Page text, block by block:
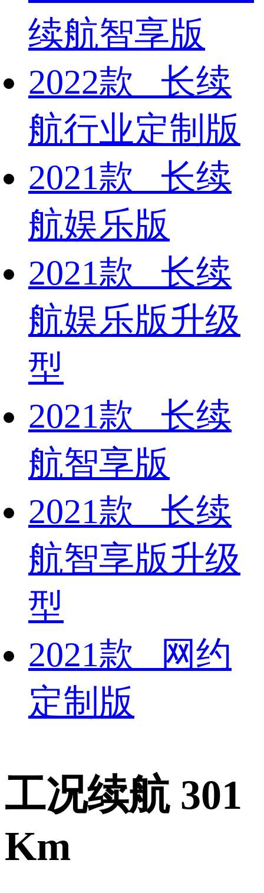
续航智享版
2022款 长续
航行业定制版
2021款 长续
航娱乐版
2021款 长续
航娱乐版升级
型
2021款 长续
航智享版
2021款 长续
航智享版升级
型
2021款 网约
定制版
工况续航 301
Km